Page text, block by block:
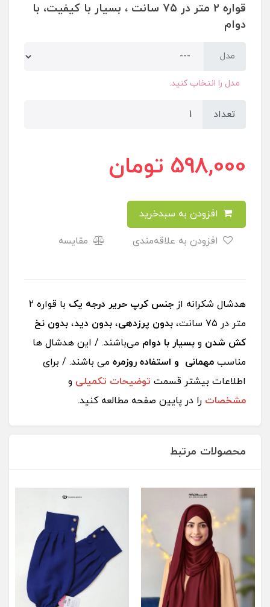
قواره ٢ متر در ٧۵ سانت ، بسیار با کیفیت، با
دوام
مدل
مدل را انتخاب کنید.
تعداد
598,000 تومان
مقایسه
هدشال شکرانه از جنس کرپ حریر درجه یک
با قواره ٢
متر در ٧۵ سانت،
بدون پرزدهی، بدون دید، بدون نخ
کش شدن و بسیار با دوام می‌باشند. / این هدشال ها
مناسب مهمانی و استفاده روزمره می باشند. / برای
اطلاعات بیشتر قسمت توضیحات تکمیلی و
مشخصات را در پایین صفحه مطالعه کنید.
محصولات مرتبط